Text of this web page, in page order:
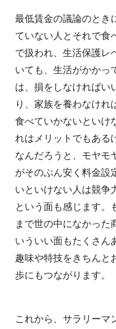
最低賃金の議論のとき
ていない人とそれで食
で扱われ、生活保護レ
いても、生活がかかっ
は、損をしなければい
り、家族を養わなけ
食べていかないといけ
れはメリットでもある
なんだろうと、モヤモ
がそのぶん安く料金設
いといけない人は競争
という面も感じます。
まで世の中になかった
いういい面もたくさん
趣味や特技をきちんと
歩にもつながります。
これから、サラリーマ